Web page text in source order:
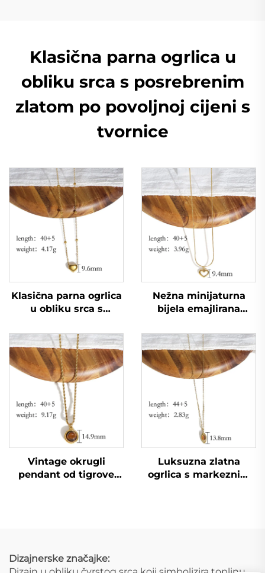
Klasična parna ogrlica u
obliku srca s posrebrenim
zlatom po povoljnoj cijeni s
tvornice
Klasična parna ogrlica
u obliku srca s
po povoljnoj cijeni s
tvornice
Nežna minijaturna
bijela emajlirana
od nerđajućeg čelika,
ženski okolni lanac za
večeru
Vintage okrugli
pendant od tigrove
Luksuzna zlatna
ogrlica s markeznim
Dizajnerske značajke: